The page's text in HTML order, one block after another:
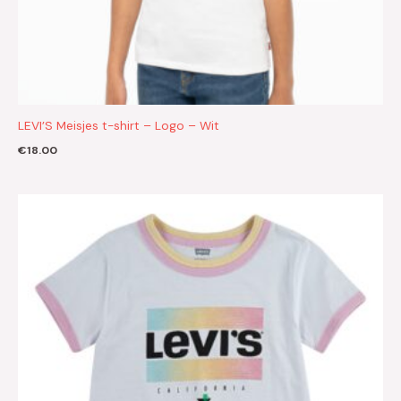
LEVI’S Meisjes t-shirt – Logo – Wit
€18.00